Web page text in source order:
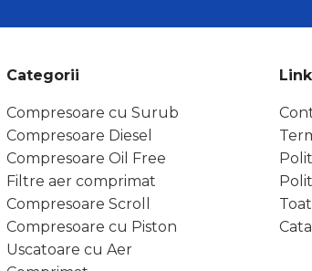
Categorii
Compresoare cu Surub
Compresoare Diesel
Compresoare Oil Free
Filtre aer comprimat
Compresoare Scroll
Compresoare cu Piston
Uscatoare cu Aer